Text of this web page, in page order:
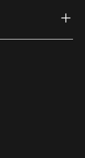
るために作ら
他の大きな荷
ための
link) link)
(external